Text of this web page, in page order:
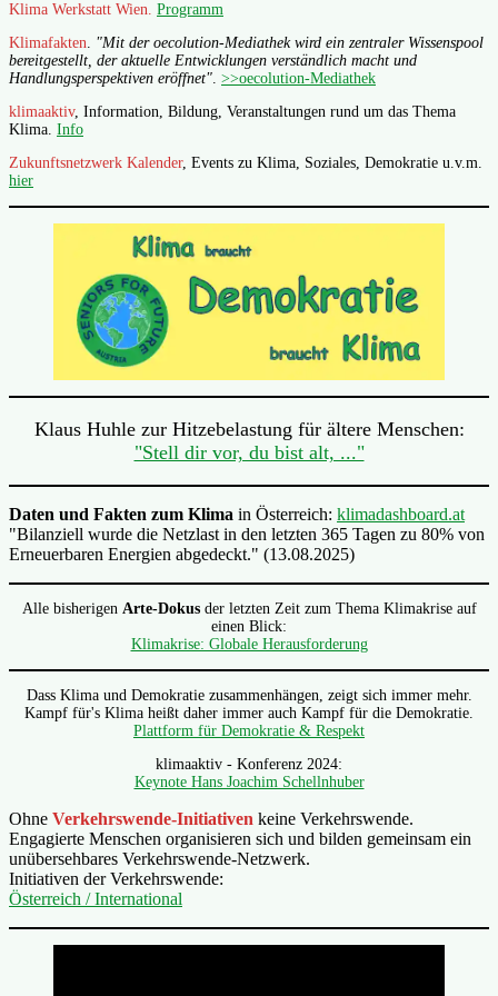
Klima Werkstatt Wien. Programm
Klimafakten. "Mit der oecolution-Mediathek wird ein zentraler Wissenspool
bereitgestellt, der aktuelle Entwicklungen verständlich macht und
Handlungsperspektiven eröffnet". >>oecolution-Mediathek
klimaaktiv, Information, Bildung, Veranstaltungen rund um das Thema
Klima. Info
Zukunftsnetzwerk Kalender, Events zu Klima, Soziales, Demokratie u.v.m.
hier
Klaus Huhle zur Hitzebelastung für ältere Menschen:
"Stell dir vor, du bist alt, ..."
Daten und Fakten zum Klima in Österreich: klimadashboard.at
"Bilanziell wurde die Netzlast in den letzten 365 Tagen zu 80% von
Erneuerbaren Energien abgedeckt." (13.08.2025)
Alle bisherigen Arte-Dokusder letzten Zeit zum Thema Klimakrise auf
einen Blick:
Klimakrise: Globale Herausforderung
Dass Klima und Demokratie zusammenhängen, zeigt sich immer mehr.
Kampf für's Klima heißt daher immer auch Kampf für die Demokratie.
Plattform für Demokratie & Respekt
klimaaktiv - Konferenz 2024:
Keynote Hans Joachim Schellnhuber
Ohne Verkehrswende-Initiativen keine Verkehrswende.
Engagierte Menschen organisieren sich und bilden gemeinsam ein
unübersehbares Verkehrswende-Netzwerk.
Initiativen der Verkehrswende:
Österreich / International